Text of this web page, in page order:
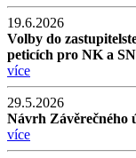
19.6.2026
Volby do
peticích pro NK a
více
29.5.2026
Návrh Závěrečného
více